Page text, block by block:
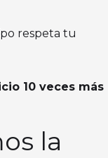
respeta tu
10 veces más
la